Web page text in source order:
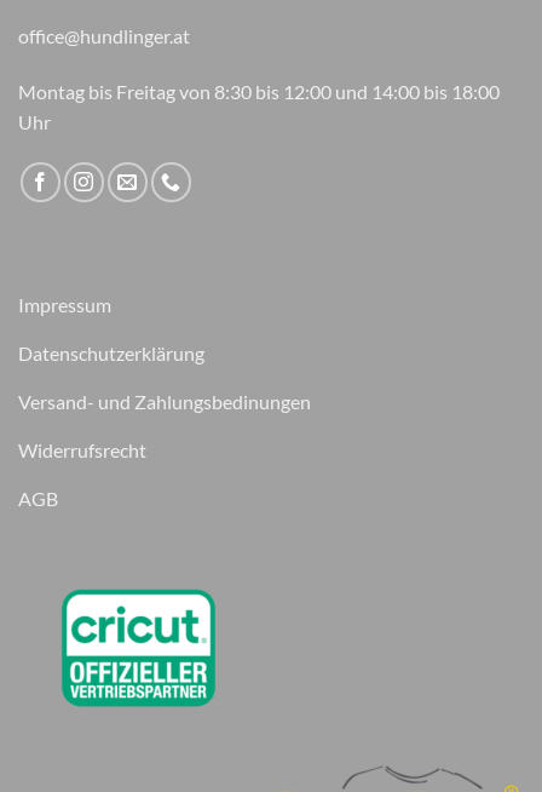
office@hundlinger.at
Montag bis Freitag von 8:30 bis 12:00 und 14:00 bis 18:00
Uhr
Impressum
Datenschutzerklärung
Versand- und Zahlungsbedinungen
Widerrufsrecht
AGB